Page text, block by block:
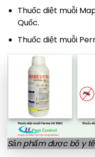
Thuốc diệt muỗi
Quốc.
Thuốc diệt muỗi
Sản phẩm được bộ y